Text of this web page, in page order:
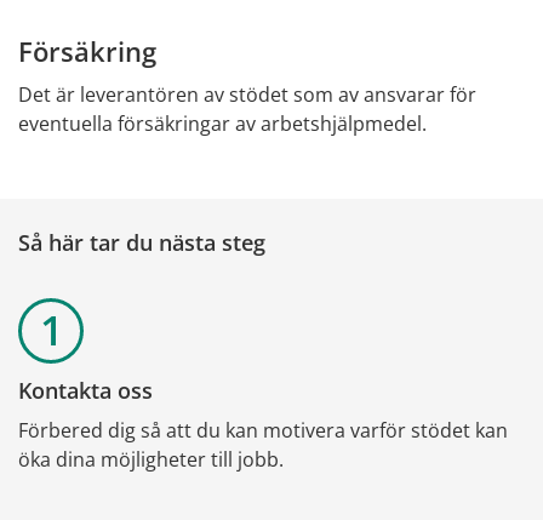
Försäkring
Det är leverantören av stödet som av ansvarar för
eventuella försäkringar av arbetshjälpmedel.
Så här tar du nästa steg
Kontakta oss
Förbered dig så att du kan motivera varför stödet kan
öka dina möjligheter till jobb.